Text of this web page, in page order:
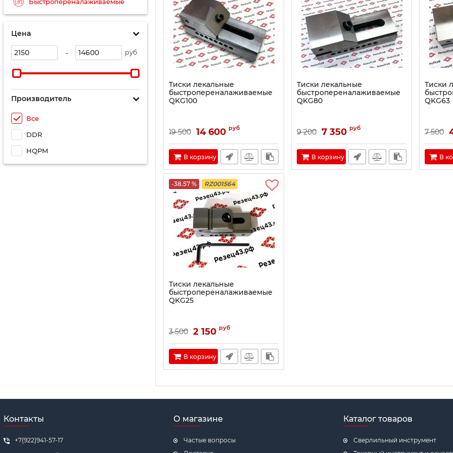
Цена
- руб
Производитель
Все
DDR
HQPM
Тиски лекальные
быстропереналаживаемые
QKG100
19 500 14 600 руб
В корзину
Тиски лекальные
быстропереналаживаемые
QKG80
9 200 7 350 руб
В корзину
Тиски
QKG63
7 500
В
-38.57 % RZ001564
Тиски лекальные
быстропереналаживаемые
QKG25
3 500 2 150 руб
В корзину
Контакты
+7(922)941-57-17
О магазине
Частые вопросы
Каталог товаров
Сверлильный инструмент